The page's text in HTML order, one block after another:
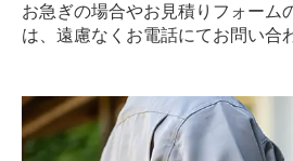
お急ぎの場合やお見積りフォーム
は、遠慮なく お電話にてお問い合